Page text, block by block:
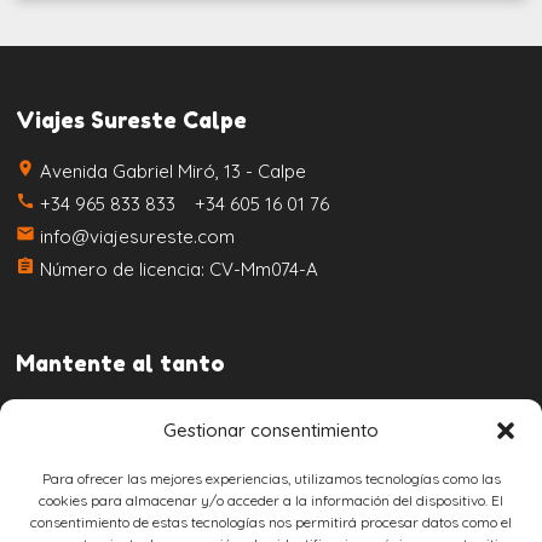
Gestionar consentimiento
Para ofrecer las mejores experiencias, utilizamos tecnologías como las
cookies para almacenar y/o acceder a la información del dispositivo. El
consentimiento de estas tecnologías nos permitirá procesar datos como el
Viajes Sureste Calpe
place Avenida Gabriel Miró, 13 - Calpe
call +34 965 833 833 +34 605 16 01 76
email info@viajesureste.com
assignment Número de licencia: CV-Mm074-A
Mantente al tanto
Aviso legal